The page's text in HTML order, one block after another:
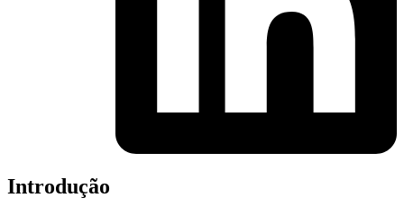
Introdução